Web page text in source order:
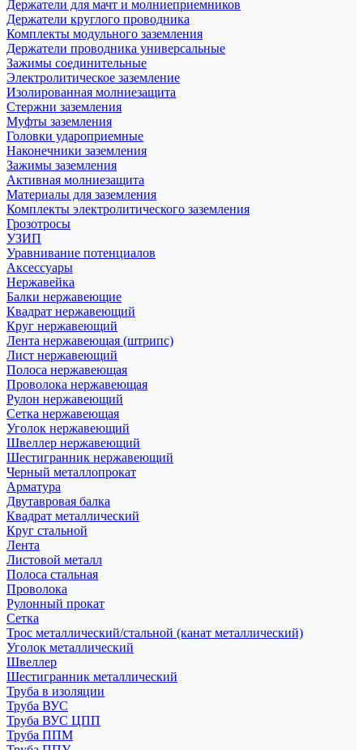
Держатели для мачт и молниеприемников
Держатели круглого проводника
Комплекты модульного заземления
Держатели проводника универсальные
Зажимы соединительные
Электролитическое заземление
Изолированная молниезащита
Стержни заземления
Муфты заземления
Головки удароприемные
Наконечники заземления
Зажимы заземления
Активная молниезащита
Материалы для заземления
Комплекты электролитического заземления
Грозотросы
УЗИП
Уравнивание потенциалов
Аксессуары
Нержавейка
Балки нержавеющие
Квадрат нержавеющий
Круг нержавеющий
Лента нержавеющая (штрипс)
Лист нержавеющий
Полоса нержавеющая
Проволока нержавеющая
Рулон нержавеющий
Сетка нержавеющая
Уголок нержавеющий
Швеллер нержавеющий
Шестигранник нержавеющий
Черный металлопрокат
Арматура
Двутавровая балка
Квадрат металлический
Круг стальной
Лента
Листовой металл
Полоса стальная
Проволока
Рулонный прокат
Сетка
Трос металлический/стальной (канат металлический)
Уголок металлический
Швеллер
Шестигранник металлический
Труба в изоляции
Труба ВУС
Труба ВУС ЦПП
Труба ППМ